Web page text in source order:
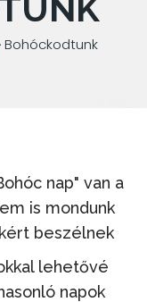
Bohóckodtunk
nap" van a
is mondunk
beszélnek
lehetővé
napok